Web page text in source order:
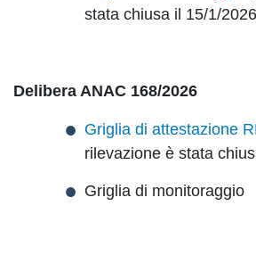
stata chiusa il 15/1/
Delibera ANAC 168/2026
Griglia di attestazione
rilevazione è stata
Griglia di monitoraggio